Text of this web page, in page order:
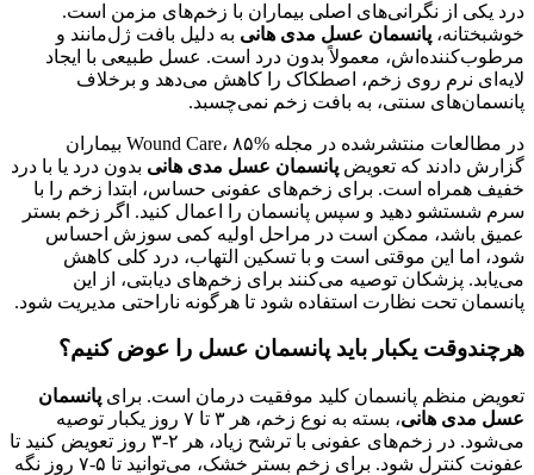
درد یکی از نگرانی‌های اصلی بیماران با زخم‌های مزمن است.
خوشبختانه، پانسمان عسل مدی هانی به دلیل بافت ژل‌مانند و
مرطوب‌کننده‌اش، معمولاً بدون درد است. عسل طبیعی با ایجاد
لایه‌ای نرم روی زخم، اصطکاک را کاهش می‌دهد و برخلاف
پانسمان‌های سنتی، به بافت زخم نمی‌چسبد.
در مطالعات منتشرشده در مجله Wound Care، ۸۵% بیماران
گزارش دادند که تعویض پانسمان عسل مدی هانی بدون درد یا با درد
خفیف همراه است. برای زخم‌های عفونی حساس، ابتدا زخم را با
سرم شستشو دهید و سپس پانسمان را اعمال کنید. اگر زخم بستر
عمیق باشد، ممکن است در مراحل اولیه کمی سوزش احساس
شود، اما این موقتی است و با تسکین التهاب، درد کلی کاهش
می‌یابد. پزشکان توصیه می‌کنند برای زخم‌های دیابتی، از این
پانسمان تحت نظارت استفاده شود تا هرگونه ناراحتی مدیریت شود.
هرچندوقت یکبار باید پانسمان عسل را عوض کنیم؟
تعویض منظم پانسمان کلید موفقیت درمان است. برای پانسمان
عسل مدی هانی
، بسته به نوع زخم، هر ۳ تا ۷ روز یکبار توصیه
می‌شود. در زخم‌های عفونی با ترشح زیاد، هر ۲-۳ روز تعویض کنید تا
عفونت کنترل شود. برای زخم بستر خشک، می‌توانید تا ۵-۷ روز نگه